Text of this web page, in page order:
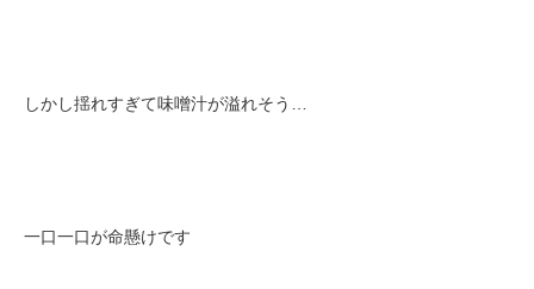
しかし揺れすぎて味噌汁が溢れそう…
一口一口が命懸けです